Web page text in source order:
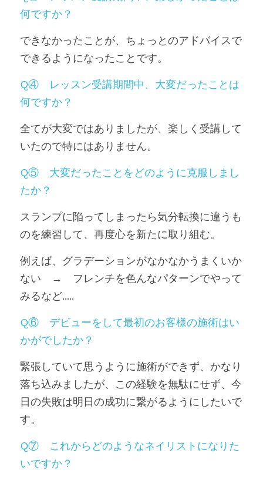
何ですか？
できなかったことが、ちょっとのアドバイスで
できるようになったことです。
Q④　レッスン受講期間中、大変だったことは
何ですか？
全てが大変ではありましたが、楽しく受講して
いたので特にはありません。
Q⑤　大変だったことをどのように克服しまし
たか？
スランプに陥ってしまったら気分転換に違うも
のを練習して、再度心を新たに取り組む。
例えば、グラデーションがなかなかうまくいか
ない　→　フレンチを色んなパターンでやって
みるなど.....
Q⑥　デビューをして最初のお客様の施術はい
かがでしたか？
緊張していて思うように施術ができず、かなり
落ち込みましたが、この経験を無駄にせず、今
日の失敗は明日の成功に繋がるようにしたいで
す。
Q⑦　これからどのようなネイリストになりた
いですか？